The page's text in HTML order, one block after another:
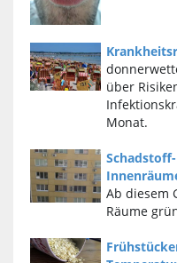
über
Monat.
Ab diesem
Räume